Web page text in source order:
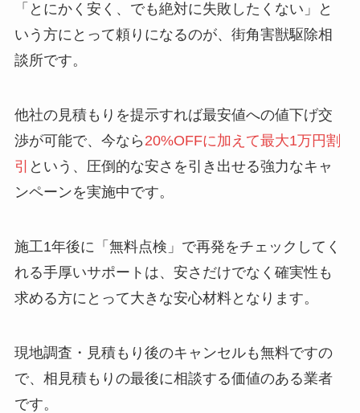
「とにかく安く、でも絶対に失敗したくない」と
いう方にとって頼りになるのが、街角害獣駆除相
談所です。
他社の見積もりを提示すれば最安値への値下げ交
渉が可能で、今なら 20%OFFに加えて最大1万円割
引 という、圧倒的な安さを引き出せる強力なキャ
ンペーンを実施中です。
施工1年後に「無料点検」で再発をチェックしてく
れる手厚いサポートは、安さだけでなく確実性も
求める方にとって大きな安心材料となります。
現地調査・見積もり後のキャンセルも無料ですの
で、相見積もりの最後に相談する価値のある業者
です。